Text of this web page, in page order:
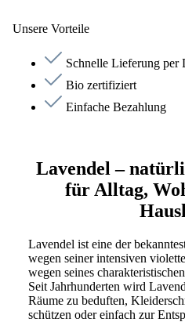
Unsere Vorteile
Schnelle Lieferung
Bio zertifiziert
Einfache Bezahlung
Lavendel –
für Alltag,
Lavendel ist eine der
wegen seiner intensiven
wegen seines
Seit Jahrhunderten wird
Räume zu beduften,
schützen oder einfach zur